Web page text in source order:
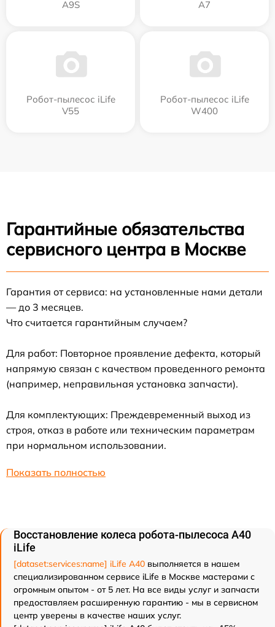
A9S
A7
Робот-пылесос iLife
V55
Робот-пылесос iLife
W400
Гарантийные обязательства
сервисного центра в Москве
Гарантия от сервиса: на установленные нами детали
— до 3 месяцев.
Что считается гарантийным случаем?
Для работ: Повторное проявление дефекта, который
напрямую связан с качеством проведенного ремонта
(например, неправильная установка запчасти).
Для комплектующих: Преждевременный выход из
строя, отказ в работе или техническим параметрам
при нормальном использовании.
Показать полностью
Восстановление колеса робота-пылесоса A40
iLife
[dataset:services:name] iLife A40 выполняется в нашем
специализированном сервисе iLife в Москве мастерами с
огромным опытом - от 5 лет. На все виды услуг и запчасти
предоставляем расширенную гарантию - мы в сервисном
центр уверены в качестве наших услуг.